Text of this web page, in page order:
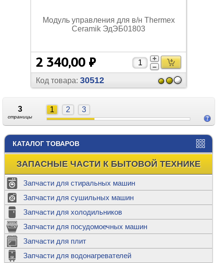
КАТАЛОГ ТОВАРОВ
ЗАПАСНЫЕ ЧАСТИ К БЫТОВОЙ ТЕХНИКЕ
Запчасти для стиральных машин
Запчасти для сушильных машин
Запчасти для холодильников
Запчасти для посудомоечных машин
Запчасти для плит
Запчасти для водонагревателей
Модуль управления для в/н Thermex
Ceramik ЭдЭБ01803
2 340,00 ₽
Код товара: 30512
3
страницы
1 2 3